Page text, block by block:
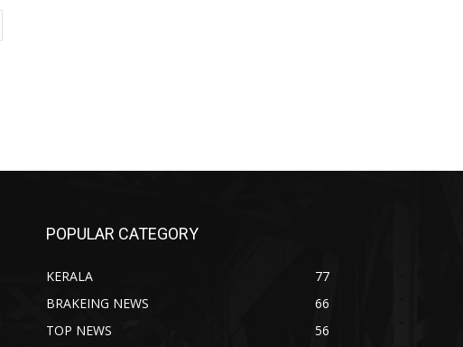
POPULAR CATEGORY
KERALA
77
BRAKEING NEWS
66
TOP NEWS
56